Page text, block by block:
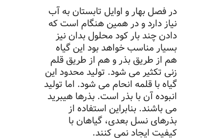
در فصل بهار و اوایل تابستان به آب
نیاز دارد و در همین هنگام است که
دادن چند بار کود محلول بدان نیز
بسیار مناسب خواهد بود این گیاه
هم از طریق بذر و هم از طریق قلم
زنی تکثیر می شود. تولید محدود این
گیاه با قلمه انحام می شود. اما تولید
انبوده آن با بذر است. بذرها هیبرید
می باشند. بنابراین استفاده از
بذرهای نسل بعدی، گیاهان با
کیفیت ایجاد نمی کنند.